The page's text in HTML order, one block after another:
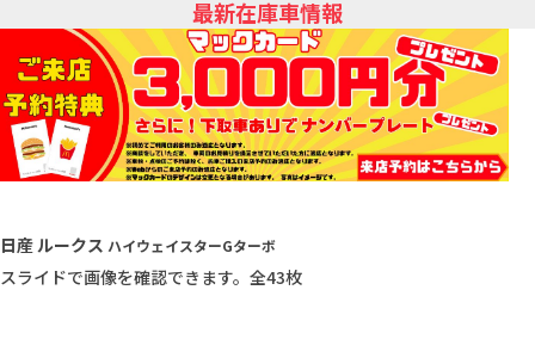
最新在庫車情報
日産 ルークス ハイウェイスターGターボ
スライドで画像を確認できます。 全43枚